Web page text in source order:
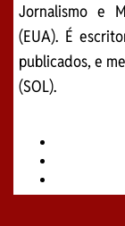
Jornalismo e
(EUA). É
publicados, e
(SOL).